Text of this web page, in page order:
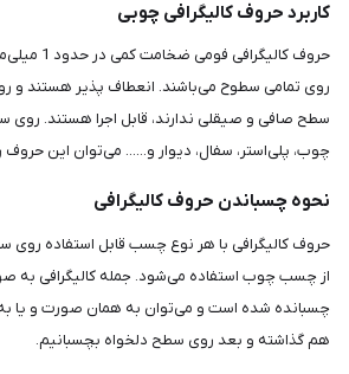
کاربرد حروف کالیگرافی چوبی
حروف
روی تمامی سطوح می‌باشند. انعطاف پذیر هستند
سطح صافی و صیقلی ندارند، قابل اجرا هستند. روی
چوب، پلی‌استر، سفال، دیوار و...... می‌توان این حروف
نحوه چسباندن حروف کالیگرافی
حروف کالیگرافی با هر نوع چسب قابل استفاده روی
از چسب چوب استفاده می‌شود. جمله کالیگرافی
چسبانده شده است و می‌توان به همان صورت و یا به
هم گذاشته و بعد روی سطح دلخواه بچسبانیم.